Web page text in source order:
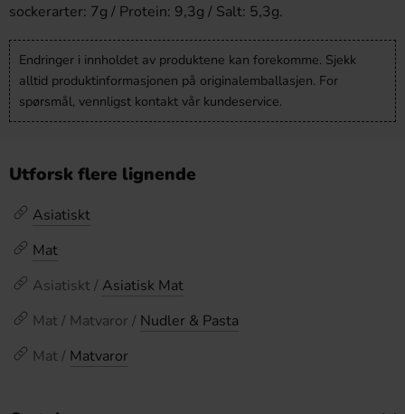
sockerarter: 7g / Protein: 9,3g / Salt: 5,3g.
Endringer i innholdet av produktene kan forekomme. Sjekk
alltid produktinformasjonen på originalemballasjen. For
spørsmål, vennligst kontakt vår kundeservice.
Utforsk flere lignende
Asiatiskt
Mat
Asiatiskt / Asiatisk Mat
Mat / Matvaror / Nudler & Pasta
Mat / Matvaror